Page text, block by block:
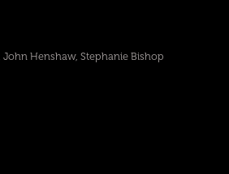
John Henshaw, Stephanie Bishop